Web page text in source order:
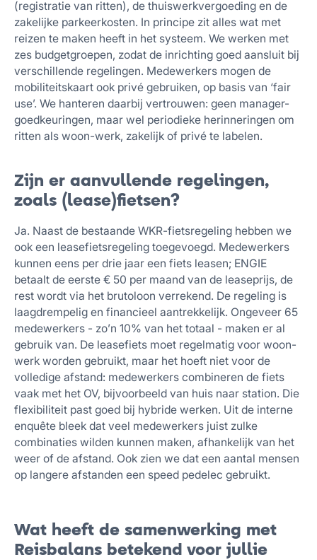
(registratie van ritten), de thuiswerkvergoeding en de
zakelijke parkeerkosten. In principe zit alles wat met
reizen te maken heeft in het systeem. We werken met
zes budgetgroepen, zodat de inrichting goed aansluit bij
verschillende regelingen. Medewerkers mogen de
mobiliteitskaart ook privé gebruiken, op basis van ‘fair
use’. We hanteren daarbij vertrouwen: geen manager-
goedkeuringen, maar wel periodieke herinneringen om
ritten als woon-werk, zakelijk of privé te labelen.
Zijn er aanvullende regelingen,
zoals (lease)fietsen?
Ja. Naast de bestaande WKR-fietsregeling hebben we
ook een leasefietsregeling toegevoegd. Medewerkers
kunnen eens per drie jaar een fiets leasen; ENGIE
betaalt de eerste € 50 per maand van de leaseprijs, de
rest wordt via het brutoloon verrekend. De regeling is
laagdrempelig en financieel aantrekkelijk. Ongeveer 65
medewerkers - zo’n 10% van het totaal - maken er al
gebruik van. De leasefiets moet regelmatig voor woon-
werk worden gebruikt, maar het hoeft niet voor de
volledige afstand: medewerkers combineren de fiets
vaak met het OV, bijvoorbeeld van huis naar station. Die
flexibiliteit past goed bij hybride werken. Uit de interne
enquête bleek dat veel medewerkers juist zulke
combinaties wilden kunnen maken, afhankelijk van het
weer of de afstand. Ook zien we dat een aantal mensen
op langere afstanden een speed pedelec gebruikt.
Wat heeft de samenwerking met
Reisbalans betekend voor jullie